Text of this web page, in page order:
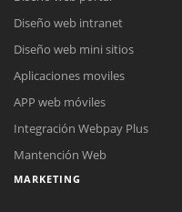
Diseño web intranet
Diseño web mini sitios
Aplicaciones moviles
APP web móviles
Integración Webpay Plus
Mantención Web
MARKETING